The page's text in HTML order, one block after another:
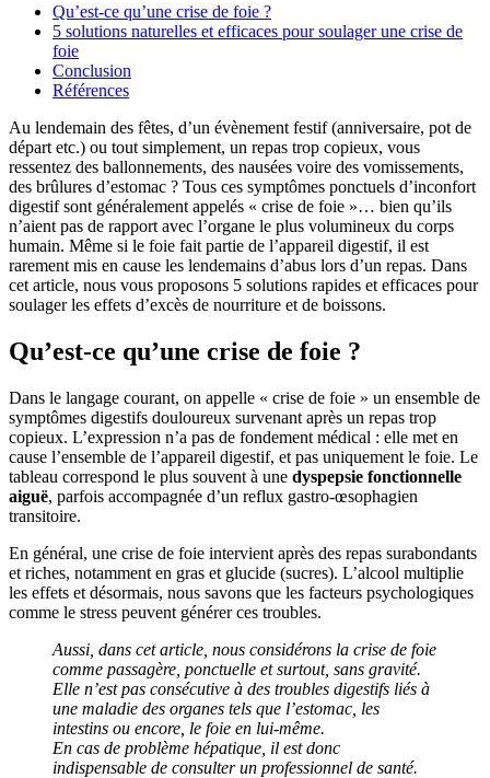
Qu’est-ce qu’une crise de foie ?
5 solutions naturelles et efficaces pour soulager une crise de
foie
Conclusion
Références
Au lendemain des fêtes, d’un évènement festif (anniversaire, pot de
départ etc.) ou tout simplement, un repas trop copieux, vous
ressentez des ballonnements, des nausées voire des vomissements,
des brûlures d’estomac ? Tous ces symptômes ponctuels d’inconfort
digestif sont généralement appelés « crise de foie »… bien qu’ils
n’aient pas de rapport avec l’organe le plus volumineux du corps
humain. Même si le foie fait partie de l’appareil digestif, il est
rarement mis en cause les lendemains d’abus lors d’un repas. Dans
cet article, nous vous proposons 5 solutions rapides et efficaces pour
soulager les effets d’excès de nourriture et de boissons.
Qu’est-ce qu’une crise de foie ?
Dans le langage courant, on appelle « crise de foie » un ensemble de
symptômes digestifs douloureux survenant après un repas trop
copieux. L’expression n’a pas de fondement médical : elle met en
cause l’ensemble de l’appareil digestif, et pas uniquement le foie. Le
tableau correspond le plus souvent à une dyspepsie fonctionnelle
aiguë, parfois accompagnée d’un reflux gastro-œsophagien
transitoire.
En général, une crise de foie intervient après des repas surabondants
et riches, notamment en gras et glucide (sucres). L’alcool multiplie
les effets et désormais, nous savons que les facteurs psychologiques
comme le stress peuvent générer ces troubles.
Aussi, dans cet article, nous considérons la crise de foie
comme passagère, ponctuelle et surtout, sans gravité.
Elle n’est pas consécutive à des troubles digestifs liés à
une maladie des organes tels que l’estomac, les
intestins ou encore, le foie en lui-même.
En cas de problème hépatique, il est donc
indispensable de consulter un professionnel de santé.